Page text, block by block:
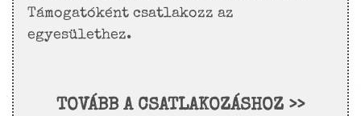
Támogatóként csatlakozz az
egyesülethez.
TOVÁBB A CSATLAKOZÁSHOZ >>